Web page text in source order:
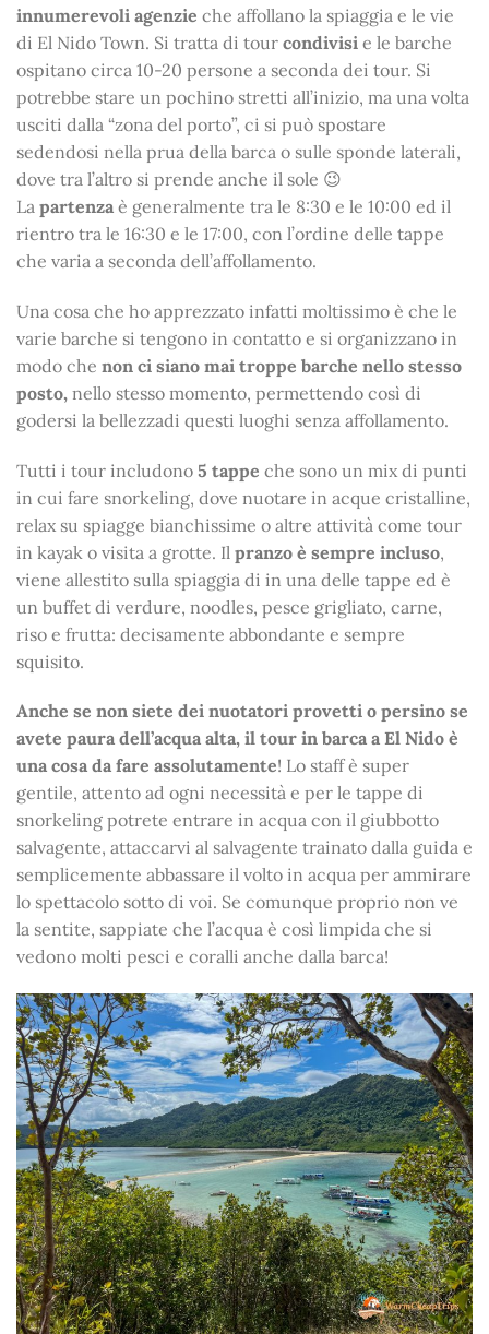
innumerevoli agenzie che affollano la spiaggia e le vie
di El Nido Town. Si tratta di tour condivisi e le barche
ospitano circa 10-20 persone a seconda dei tour. Si
potrebbe stare un pochino stretti all’inizio, ma una volta
usciti dalla “zona del porto”, ci si può spostare
sedendosi nella prua della barca o sulle sponde laterali,
dove tra l’altro si prende anche il sole 😉
La partenza è generalmente tra le 8:30 e le 10:00 ed il
rientro tra le 16:30 e le 17:00, con l’ordine delle tappe
che varia a seconda dell’affollamento.
Una cosa che ho apprezzato infatti moltissimo è che le
varie barche si tengono in contatto e si organizzano in
modo che non ci siano mai troppe barche nello stesso
posto, nello stesso momento, permettendo così di
godersi la bellezzadi questi luoghi senza affollamento.
Tutti i tour includono 5 tappe che sono un mix di punti
in cui fare snorkeling, dove nuotare in acque cristalline,
relax su spiagge bianchissime o altre attività come tour
in kayak o visita a grotte. Il pranzo è sempre incluso,
viene allestito sulla spiaggia di in una delle tappe ed è
un buffet di verdure, noodles, pesce grigliato, carne,
riso e frutta: decisamente abbondante e sempre
squisito.
Anche se non siete dei nuotatori provetti o persino se
avete paura dell’acqua alta, il tour in barca a El Nido è
una cosa da fare assolutamente! Lo staff è super
gentile, attento ad ogni necessità e per le tappe di
snorkeling potrete entrare in acqua con il giubbotto
salvagente, attaccarvi al salvagente trainato dalla guida e
semplicemente abbassare il volto in acqua per ammirare
lo spettacolo sotto di voi. Se comunque proprio non ve
la sentite, sappiate che l’acqua è così limpida che si
vedono molti pesci e coralli anche dalla barca!